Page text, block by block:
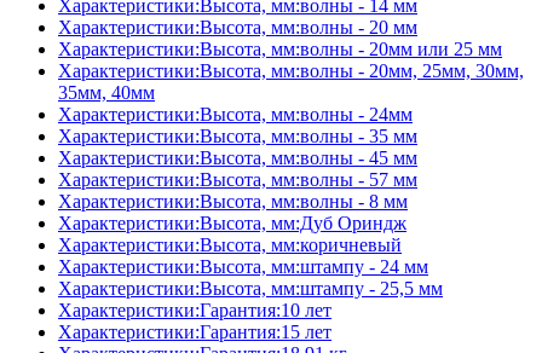
Характеристики:Высота, мм:волны - 14 мм
Характеристики:Высота, мм:волны - 20 мм
Характеристики:Высота, мм:волны - 20мм или 25 мм
Характеристики:Высота, мм:волны - 20мм, 25мм, 30мм,
35мм, 40мм
Характеристики:Высота, мм:волны - 24мм
Характеристики:Высота, мм:волны - 35 мм
Характеристики:Высота, мм:волны - 45 мм
Характеристики:Высота, мм:волны - 57 мм
Характеристики:Высота, мм:волны - 8 мм
Характеристики:Высота, мм:Дуб Ориндж
Характеристики:Высота, мм:коричневый
Характеристики:Высота, мм:штампу - 24 мм
Характеристики:Высота, мм:штампу - 25,5 мм
Характеристики:Гарантия:10 лет
Характеристики:Гарантия:15 лет